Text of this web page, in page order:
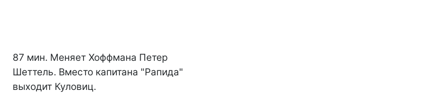
87 мин. Меняет Хоффмана Петер
Шеттель. Вместо капитана "Рапида"
выходит Куловиц.